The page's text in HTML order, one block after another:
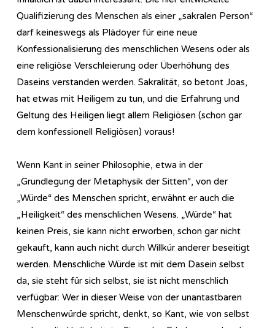
Qualifizierung des Menschen als einer „sakralen Person“
darf keineswegs als Plädoyer für eine neue
Konfessionalisierung des menschlichen Wesens oder als
eine religiöse Verschleierung oder Überhöhung des
Daseins verstanden werden. Sakralität, so betont Joas,
hat etwas mit Heiligem zu tun, und die Erfahrung und
Geltung des Heiligen liegt allem Religiösen (schon gar
dem konfessionell Religiösen) voraus!
Wenn Kant in seiner Philosophie, etwa in der
„Grundlegung der Metaphysik der Sitten“, von der
„Würde“ des Menschen spricht, erwähnt er auch die
„Heiligkeit“ des menschlichen Wesens. „Würde“ hat
keinen Preis, sie kann nicht erworben, schon gar nicht
gekauft, kann auch nicht durch Willkür anderer beseitigt
werden. Menschliche Würde ist mit dem Dasein selbst
da, sie steht für sich selbst, sie ist nicht menschlich
verfügbar: Wer in dieser Weise von der unantastbaren
Menschenwürde spricht, denkt, so Kant, wie von selbst